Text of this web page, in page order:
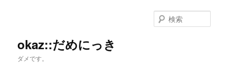
okaz::だめにっき
ダメです。
索